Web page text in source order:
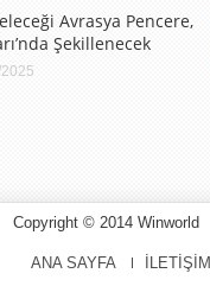
Avrasya Pencere,
Şekillenecek
Copyright © 2014 Winworld
ANA SAYFA İLETİŞİM